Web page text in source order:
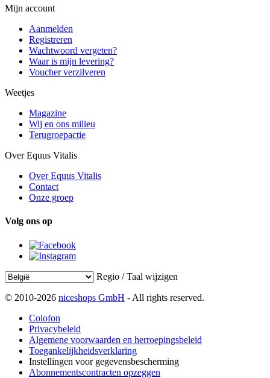
Mijn account
Aanmelden
Registreren
Wachtwoord vergeten?
Waar is mijn levering?
Voucher verzilveren
Weetjes
Magazine
Wij en ons milieu
Terugroepactie
Over Equus Vitalis
Over Equus Vitalis
Contact
Onze groep
Volg ons op
Regio / Taal wijzigen
© 2010-2026 niceshops GmbH - All rights reserved.
Colofon
Privacybeleid
Algemene voorwaarden en herroepingsbeleid
Toegankelijkheidsverklaring
Instellingen voor gegevensbescherming
Abonnementscontracten opzeggen